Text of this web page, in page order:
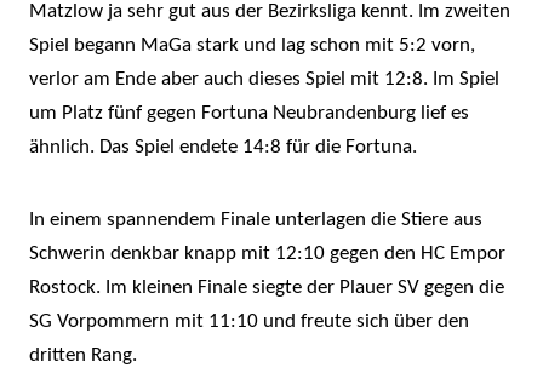
Matzlow ja sehr gut aus der Bezirksliga kennt. Im zweiten
Spiel begann MaGa stark und lag schon mit 5:2 vorn,
verlor am Ende aber auch dieses Spiel mit 12:8. Im Spiel
um Platz fünf gegen Fortuna Neubrandenburg lief es
ähnlich. Das Spiel endete 14:8 für die Fortuna.
In einem spannendem Finale unterlagen die Stiere aus
Schwerin denkbar knapp mit 12:10 gegen den HC Empor
Rostock. Im kleinen Finale siegte der Plauer SV gegen die
SG Vorpommern mit 11:10 und freute sich über den
dritten Rang.